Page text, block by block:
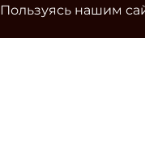
Пользуясь нашим